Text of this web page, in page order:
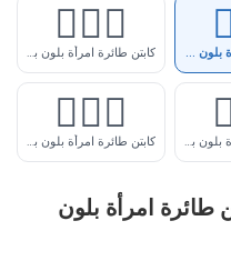
كابتن طائرة امرأة بلون بشرة فاتحة
👩🏼‍✈️
كابتن طائرة امرأة بلون بشرة فاتحة-متوسطة
كابتن طائرة امرأة بلون بشرة داكنة-متوسطة
👩🏿‍✈️
كابتن طائرة امرأة بلون بشرة داكنة
طائرة امرأة بلون